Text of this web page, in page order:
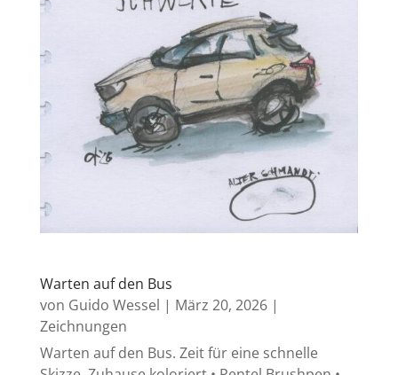
Warten auf den Bus
von Guido Wessel | März 20, 2026|
Zeichnungen
Warten auf den Bus. Zeit für eine schnelle